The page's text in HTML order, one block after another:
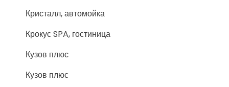
Кристалл, автомойка
Крокус SPA, гостиница
Кузов плюс
Кузов плюс